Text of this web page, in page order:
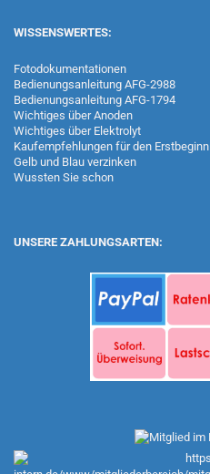
WISSENSWERTES:
Fotodokumentationen
Bedienungsanleitung AFG-2988
Bedienungsanleitung AFG-1794
Wichtiges über Anoden
Wichtiges über Elektrolyt
Kaufempfehlungen für den Erstbeginn
Gelb und Blau verzinken
Wussten Sie schon
UNSERE ZAHLUNGSARTEN: